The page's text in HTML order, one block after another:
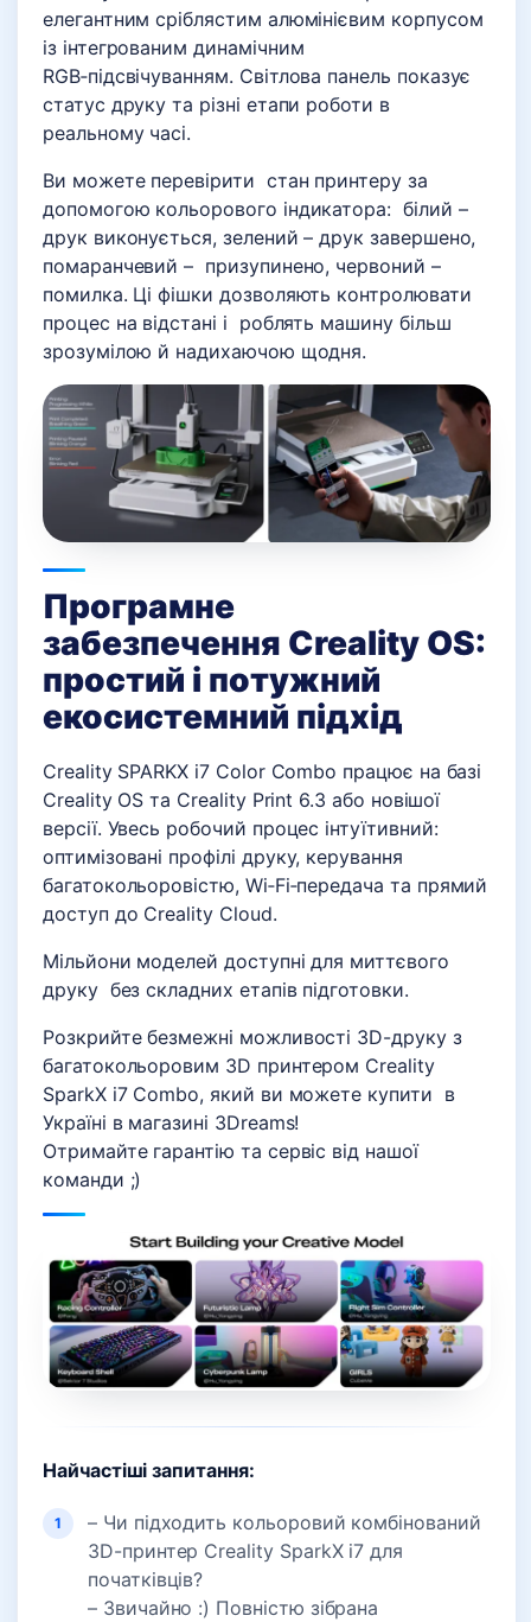
елегантним сріблястим алюмінієвим корпусом
із інтегрованим динамічним
RGB‑підсвічуванням. Світлова панель показує
статус друку та різні етапи роботи в
реальному часі.
Ви можете перевірити стан принтеру за
допомогою кольорового індикатора: білий –
друк виконується, зелений – друк завершено,
помаранчевий – призупинено, червоний –
помилка. Ці фішки дозволяють контролювати
процес на відстані і роблять машину більш
зрозумілою й надихаючою щодня.
Програмне
забезпечення Creality OS:
простий і потужний
екосистемний підхід
Creality SPARKX i7 Color Combo працює на базі
Creality OS та Creality Print 6.3 або новішої
версії. Увесь робочий процес інтуїтивний:
оптимізовані профілі друку, керування
багатокольоровістю, Wi‑Fi‑передача та прямий
доступ до Creality Cloud.
Мільйони моделей доступні для миттєвого
друку без складних етапів підготовки.
Розкрийте безмежні можливості 3D-друку з
багатокольоровим 3D принтером Creality
SparkX i7 Combo, який ви можете купити в
Україні в магазині 3Dreams!
Отримайте гарантію та сервіс від нашої
команди ;)
Найчастіші запитання:
– Чи підходить кольоровий комбінований
3D-принтер Creality SparkX i7 для
початківців?
– Звичайно :) Повністю зібрана